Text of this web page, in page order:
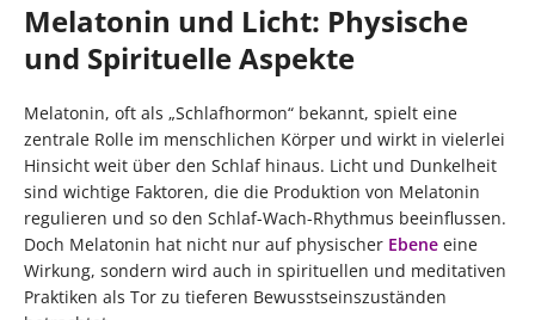
Melatonin und Licht: Physische
und Spirituelle Aspekte
Melatonin, oft als „Schlafhormon“ bekannt, spielt eine
zentrale Rolle im menschlichen Körper und wirkt in vielerlei
Hinsicht weit über den Schlaf hinaus. Licht und Dunkelheit
sind wichtige Faktoren, die die Produktion von Melatonin
regulieren und so den Schlaf-Wach-Rhythmus beeinflussen.
Doch Melatonin hat nicht nur auf physischer Ebene eine
Wirkung, sondern wird auch in spirituellen und meditativen
Praktiken als Tor zu tieferen Bewusstseinszuständen